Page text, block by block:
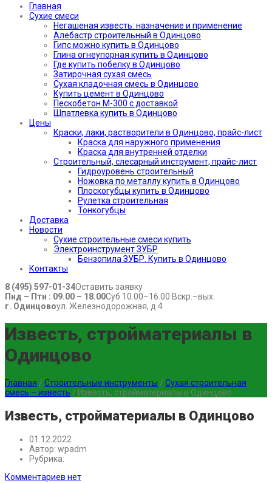
Главная
Сухие смеси
Негашеная известь: назначение и применение
Алебастр строительный в Одинцово
Гипс можно купить в Одинцово
Глина огнеупорная купить в Одинцово
Где купить побелку в Одинцово
Затирочная сухая смесь
Сухая кладочная смесь в Одинцово
Купить цемент в Одинцово
Пескобетон М-300 с доставкой
Шпатлевка купить в Одинцово
Цены
Краски, лаки, растворители в Одинцово, прайс-лист
Краска для наружного применения
Краска для внутренней отделки
Строительный, слесарный инструмент, прайс-лист
Гидроуровень строительный
Ножовка по металлу купить в Одинцово
Плоскогубцы купить в Одинцово
Рулетка строительная
Тонкогубцы
Доставка
Новости
Сухие строительные смеси купить
Электроинструмент ЗУБР
Бензопила ЗУБР. Купить в Одинцово
Контакты
8 (495) 597-01-34Оставить заявку
Пнд – Птн : 09.00 – 18.00Суб 10.00–16.00 Вскр.–вых.
г. Одинцовоул. Железнодорожная, д.4
Известь, стройматериалы в
Одинцово
Главная / Строительные инструменты / Сухая строительная
смесь – известь / Известь, стройматериалы в Одинцово
Известь, стройматериалы в Одинцово
01.12.2022
Автор: wpadm
Рубрика:
Комментариев нет